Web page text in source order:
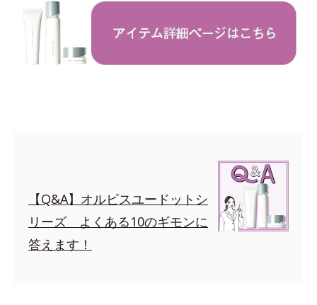
【Q&A】オルビスユードットシ
リーズ よくある10のギモンに
答えます！